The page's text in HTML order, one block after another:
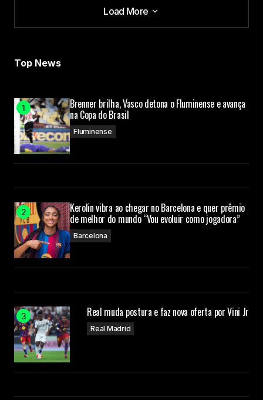
Load More
Load More
Top News
Brenner brilha, Vasco detona o Fluminense e avança
na Copa do Brasil
Fluminense
Kerolin vibra ao chegar no Barcelona e quer prêmio
de melhor do mundo “Vou evoluir como jogadora”
Barcelona
Real muda postura e faz nova oferta por Vini Jr
Real Madrid